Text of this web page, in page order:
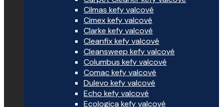
Cilmas kefy valcové
Cimex kefy valcové
Clarke kefy valcové
Cleanfix kefy valcové
Cleansweep kefy valcové
Columbus kefy valcové
Comac kefy valcové
Dulevo kefy valcové
Echo kefy valcové
Ecologica kefy valcové